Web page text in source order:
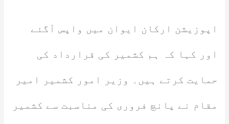
اپوزیشن ارکان ایوان میں واپس آگئے
اور کہا کہ ہم کشمیر کی قرارداد کی
حمایت کرتے ہیں۔ وزیر امور کشمیر امیر
مقام نے پانچ فروری کی مناسبت سے کشمیر